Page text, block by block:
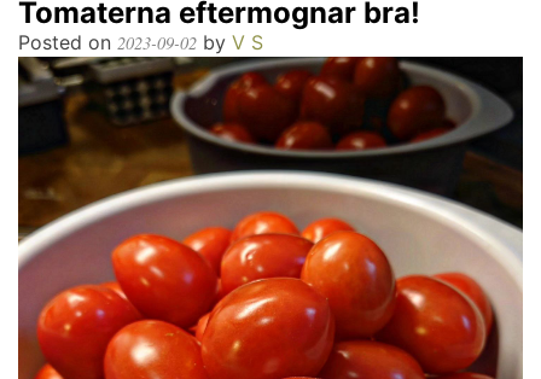
Tomaterna eftermognar bra!
Posted on 2023-09-02 by V S